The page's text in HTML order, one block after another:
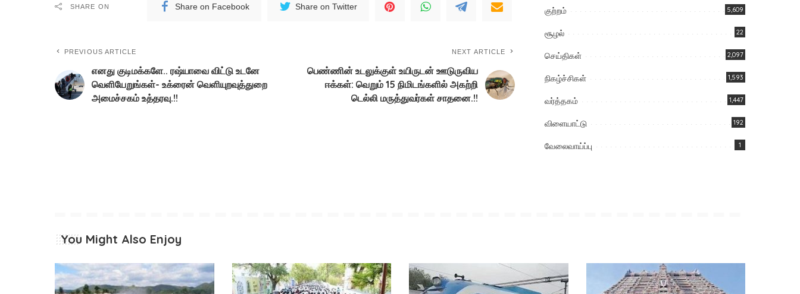
SHARE ON Share on Facebook Share on Twitter
PREVIOUS ARTICLE
எனது குடிமக்களே.. ரஷ்யாவை விட்டு உடனே
வெளியேறுங்கள்- உக்ரைன் வெளியுறவுத்துறை
அமைச்சகம் உத்தரவு.!!
NEXT ARTICLE
பெண்ணின் உடலுக்குள் உயிருடன் ஊடுருவிய
ஈக்கள்: வெறும் 15 நிமிடங்களில் அகற்றி
டெல்லி மருத்துவர்கள் சாதனை.!!
குற்றம் 5,609
சூழல் 22
செய்திகள் 2,097
நிகழ்ச்சிகள் 1,593
வர்த்தகம் 1,447
விளையாட்டு 192
வேலைவாய்ப்பு 1
You Might Also Enjoy